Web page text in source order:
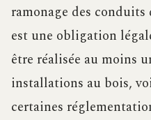
ramonage des conduits
est une obligation
être réalisée au moins
installations au bois,
certaines